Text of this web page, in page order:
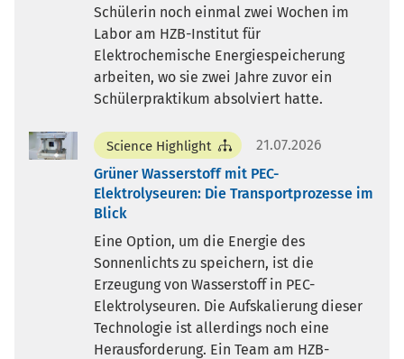
Schülerin noch einmal zwei Wochen im
Labor am HZB-Institut für
Elektrochemische Energiespeicherung
arbeiten, wo sie zwei Jahre zuvor ein
Schülerpraktikum absolviert hatte.
Science Highlight
21.07.2026
Grüner Wasserstoff mit PEC-
Elektrolyseuren: Die Transportprozesse im
Blick
Eine Option, um die Energie des
Sonnenlichts zu speichern, ist die
Erzeugung von Wasserstoff in PEC-
Elektrolyseuren. Die Aufskalierung dieser
Technologie ist allerdings noch eine
Herausforderung. Ein Team am HZB-